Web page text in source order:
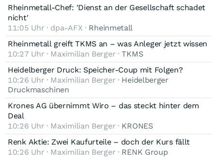
Rheinmetall-Chef: 'Dienst an der Gesellschaft schadet
nicht'
11:05 Uhr · dpa-AFX · Rheinmetall
Rheinmetall greift TKMS an – was Anleger jetzt wissen
10:27 Uhr · Maximilian Berger ·TKMS
Heidelberger Druck: Speicher-Coup mit Folgen?
10:26 Uhr · Maximilian Berger · Heidelberger
Druckmaschinen
Krones AG übernimmt Wiro – das steckt hinter dem
Deal
10:26 Uhr · Maximilian Berger · KRONES
Renk Aktie: Zwei Kaufurteile – doch der Kurs fällt
10:26 Uhr · Maximilian Berger · RENK Group